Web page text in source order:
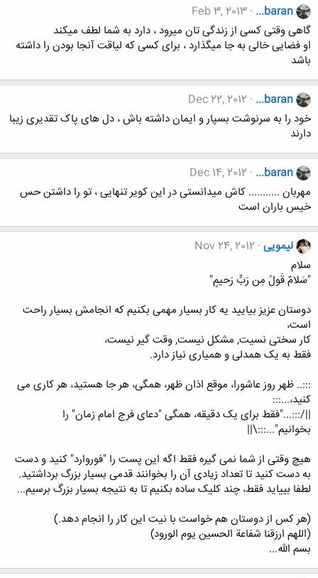
...baran
Feb 3, 2013
گاهی وقتی کسی از زندگی تان میرود ، دارد به شما لطف میکند
او فضایی خالی به جا میگذارد ، برای کسی که لیاقت آنجا بودن را داشته
باشد
...baran
Dec 22, 2012
خود را به سرنوشت بسپار و ایمان داشته باش ، دل های پاک تقدیری زیبا
دارند
...baran
Dec 14, 2012
مهربان ........... کاش میدانستی در این کویر تنهایی ، تو را داشتن حس
خیس باران است
لیمویی Nov 24, 2012
سلام
"سَلامٌ قَولً مِن رَبٍّ رَحيمٍ"
دوستان عزیز بیایید یه کار بسیار مهمی بکنیم که انجامش بسیار راحت
است،
کار سختی نسیت, مشکل نیست, وقت گیر نیست،
فقط به یک همدلی و همیاری نیاز دارد.
:::.. ظهر روز عاشورا، موقع اذان ظهر، همگی، هر جا هستید، هر کاری می
کنید،...:::
||/:::..."فقط برای یک دقیقه، همگی "دعای فرج امام زمان" را
بخوانیم"...:::\||
هیچ وقتی از شما نمی گیره فقط اگه این پست را "فوروارد" کنید و دست
به دست کنید تا تعداد زیادی آن را بخوانند قدمی بسیار بزرگ برداشتید.
لطفا بییاید فقط، چند کلیک ساده بکنیم تا به نتیجه بسیار بزرگ برسیم...
(هر کس از دوستان هم خواست با نیت این کار را انجام دهد.)
(اللهم ارزقنا شفاعة الحسين يوم الورود)
بسم الله...